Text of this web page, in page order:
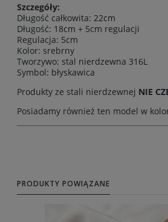
Szczegóły:
Długość całkowita: 22cm
Długość: 18cm + 5cm regulacji
Regulacja: 5cm
Kolor: srebrny
Tworzywo: stal nierdzewna 316L
Symbol: błyskawica
Produkty ze stali nierdzewnej NIE
Posiadamy również ten model w
PRODUKTY POWIĄZANE